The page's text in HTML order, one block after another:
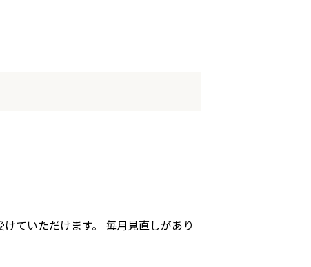
ていただけます。 毎月見直しがあり